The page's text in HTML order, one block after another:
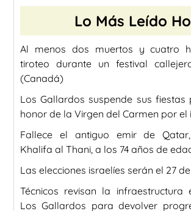
Lo Más Leído
Al menos dos muertos y cuatro
tiroteo durante un festival
(Canadá)
Los Gallardos suspende sus fiestas
honor de la Virgen del Carmen por el
Fallece el antiguo emir de
Khalifa al Thani, a los 74 años de
Las elecciones israelíes serán el 27
Técnicos revisan la infraestructura
Los Gallardos para devolver